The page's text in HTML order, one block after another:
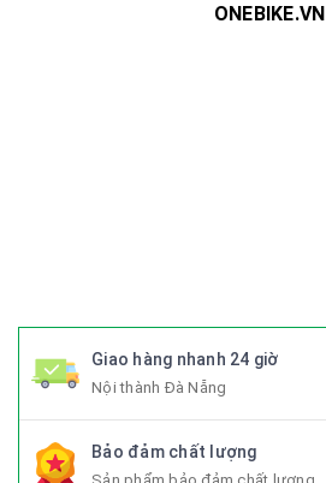
ONEBIKE.VN
Giao hàng nhanh 24 giờ
Nội thành Đà Nẵng
Bảo đảm chất lượng